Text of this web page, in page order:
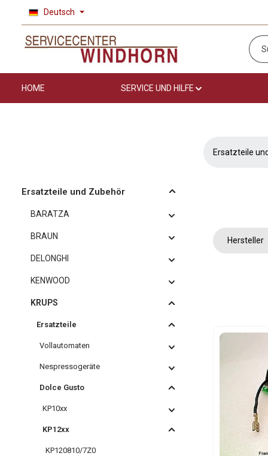
Hauptinhalt springen
Zur Suche springen
Zur Hauptnavigation springen
Deutsch
HOME SERVICE UND HILFE
Ersatzteile
Ersatzteile und Zubehör
BARATZA
BRAUN
DELONGHI
KENWOOD
KRUPS
Ersatzteile
Vollautomaten
Nespressogeräte
Dolce Gusto
KP10xx
KP12xx
KP120810/7Z0
Hersteller